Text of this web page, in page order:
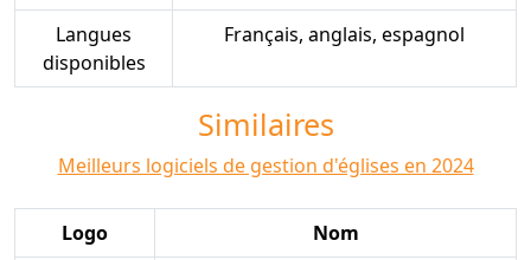
Langues
disponibles
Français, anglais, espagnol
Similaires
Meilleurs logiciels de gestion d'églises en 2024
Logo Nom